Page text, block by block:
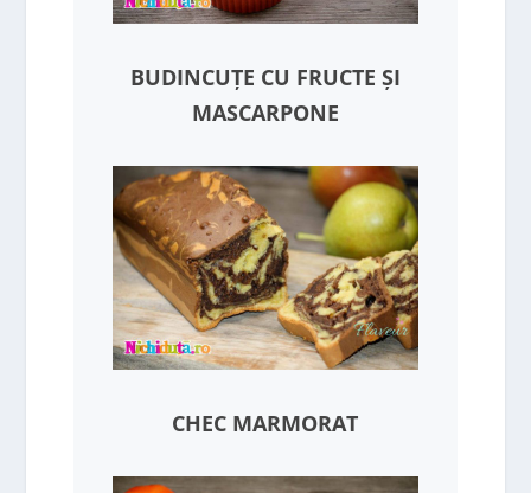
BUDINCUȚE CU FRUCTE ȘI
MASCARPONE
CHEC MARMORAT